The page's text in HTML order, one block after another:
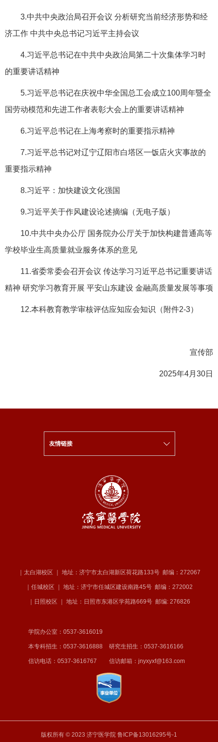
3.中共中央政治局召开会议 分析研究当前经济形势和经
济工作 中共中央总书记习近平主持会议
4.习近平总书记在中共中央政治局第二十次集体学习时
的重要讲话精神
5.习近平总书记在庆祝中华全国总工会成立100周年暨全
国劳动模范和先进工作者表彰大会上的重要讲话精神
6.习近平总书记在上海考察时的重要指示精神
7.习近平总书记对辽宁辽阳市白塔区一饭店火灾事故的
重要指示精神
8.习近平：加快建设文化强国
9.习近平关于作风建设论述摘编（无电子版）
10.中共中央办公厅 国务院办公厅关于加快构建普通高等
学校毕业生高质量就业服务体系的意见
11.省委常委会召开会议 传达学习习近平总书记重要讲话
精神 研究学习教育开展 平安山东建设 金融高质量发展等事项
12.本科教育教学审核评估应知应会知识（附件2-3）
宣传部
2025年4月30日
友情链接
｜太白湖校区 ｜ 地址：济宁市太白湖新区荷花路133号 邮编：272067
｜任城校区 ｜ 地址：济宁市任城区建设南路45号 邮编：272002
｜日照校区 ｜ 地址：日照市东港区学苑路669号 邮编: 276826
学院办公室：0537-3616019
本专科招生：0537-3616888 研究生招生：0537-3616166
信访电话：0537-3616767 信访邮箱：jnyxyxf@163.com
版权所有 © 2023 济宁医学院 鲁ICP备13016295号-1